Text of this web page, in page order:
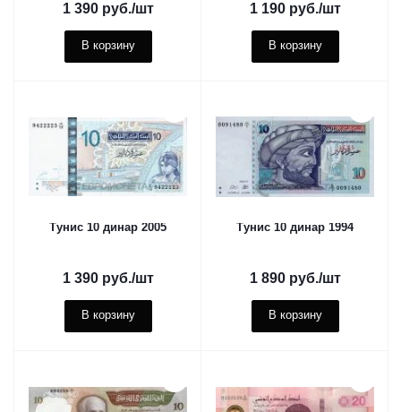
1 390руб./шт
В корзину
1 190руб./шт
В корзину
Тунис 10 динар 2005
1 390руб./шт
В корзину
Тунис 10 динар 1994
1 890руб./шт
В корзину